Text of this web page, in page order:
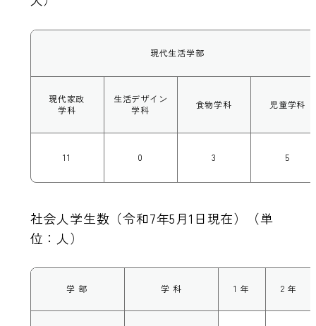
現代生活学部
現代家政
学科
生活デザイン
学科
食物学科 児童学科
11 0 3 5
社会人学生数（令和7年5月1日現在）（単
位：人）
学 部 学 科 1 年 2 年